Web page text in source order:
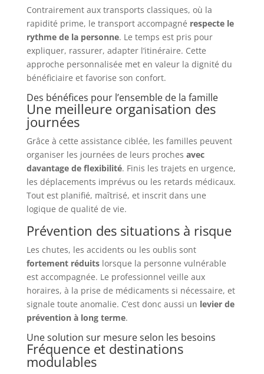
Contrairement aux transports classiques, où la
rapidité prime, le transport accompagné respecte le
rythme de la personne. Le temps est pris pour
expliquer, rassurer, adapter l’itinéraire. Cette
approche personnalisée met en valeur la dignité du
bénéficiaire et favorise son confort.
Des bénéfices pour l’ensemble de la famille
Une meilleure organisation des
journées
Grâce à cette assistance ciblée, les familles peuvent
organiser les journées de leurs proches avec
davantage de flexibilité. Finis les trajets en urgence,
les déplacements imprévus ou les retards médicaux.
Tout est planifié, maîtrisé, et inscrit dans une
logique de qualité de vie.
Prévention des situations à risque
Les chutes, les accidents ou les oublis sont
fortement réduitslorsque la personne vulnérable
est accompagnée. Le professionnel veille aux
horaires, à la prise de médicaments si nécessaire, et
signale toute anomalie. C’est donc aussi un levier de
prévention à long terme.
Une solution sur mesure selon les besoins
Fréquence et destinations
modulables